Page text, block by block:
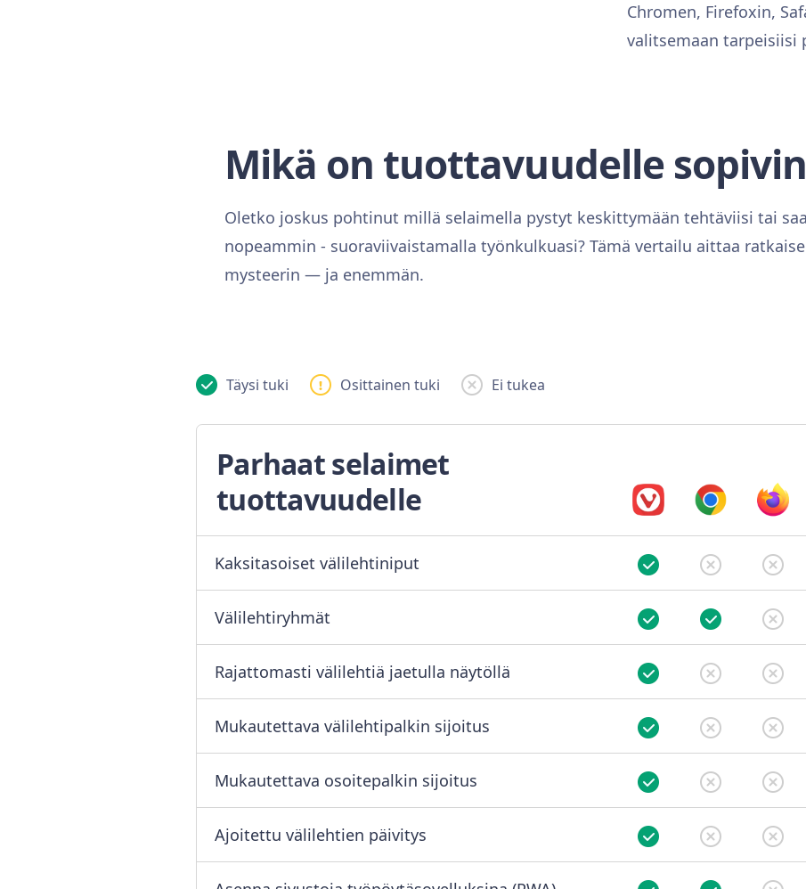
Chromen, Firefoxin,
valitsemaan tarpeisiisi
Mikä on tuottavuudelle
Oletko joskus pohtinut millä selaimella pystyt keskittymään tehtäviisi tai
nopeammin - suoraviivaistamalla työnkulkuasi? Tämä vertailu aittaa
mysteerin — ja enemmän.
Täysi tuki Osittainen tuki Ei tukea
Parhaat selaimet
tuottavuudelle
Kaksitasoiset välilehtiniput
Välilehtiryhmät
Rajattomasti välilehtiä jaetulla näytöllä
Mukautettava välilehtipalkin sijoitus
Mukautettava osoitepalkin sijoitus
Ajoitettu välilehtien päivitys